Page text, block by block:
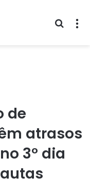
de
atrasos
3° dia